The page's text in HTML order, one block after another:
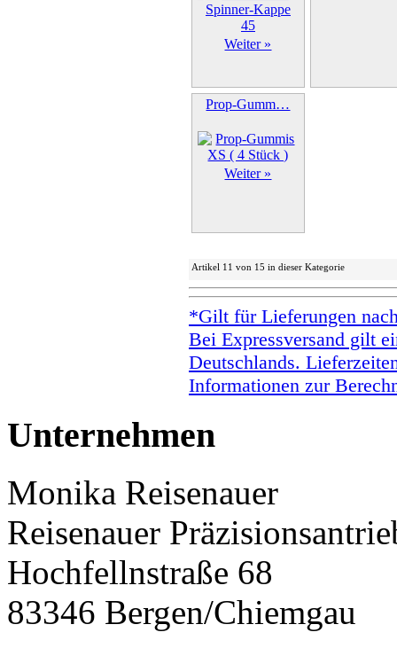
Weiter »
Prop-Gumm…
Weiter »
Artikel 11 von 15 in dieser Kategorie
*Gilt für Lieferungen
Bei Expressversand gilt
Deutschlands.
Informationen zur
Unternehmen
Monika Reisenauer
Reisenauer
Hochfellnstraße 68
83346 Bergen/Chiemgau